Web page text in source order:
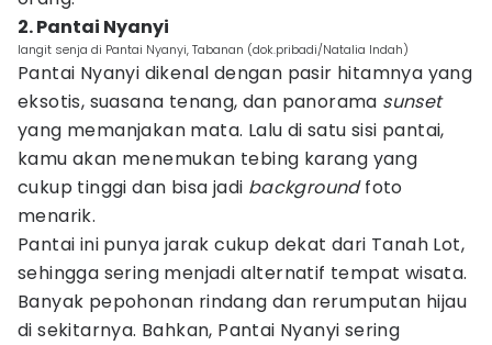
2. Pantai Nyanyi
langit senja di Pantai Nyanyi, Tabanan (dok.pribadi/Natalia Indah)
Pantai Nyanyi dikenal dengan pasir hitamnya yang
eksotis, suasana tenang, dan panorama sunset
yang memanjakan mata. Lalu di satu sisi pantai,
kamu akan menemukan tebing karang yang
cukup tinggi dan bisa jadi backgroundfoto
menarik.
Pantai ini punya jarak cukup dekat dari Tanah Lot,
sehingga sering menjadi alternatif tempat wisata.
Banyak pepohonan rindang dan rerumputan hijau
di sekitarnya. Bahkan, Pantai Nyanyi sering